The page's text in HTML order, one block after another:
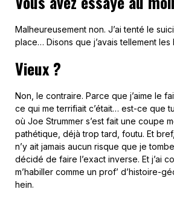
Malheureusement non. J’ai tenté le
place… Disons que j’avais tellement
Vieux ?
Non, le contraire. Parce que j’aime le
ce qui me terrifiait c’était… est-ce que
où Joe Strummer s’est fait une coupe
pathétique, déjà trop tard, foutu. Et
n’y ait jamais aucun risque que je
décidé de faire l’exact inverse. Et j’ai
m’habiller comme un prof’ d’histoire-
hein.